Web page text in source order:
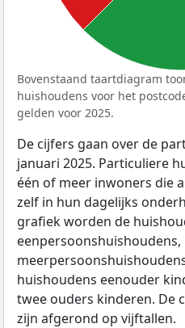
Bovenstaand taartdiagram
huishoudens voor het
gelden voor 2025.
De cijfers gaan over de
januari 2025. Particuliere
één of meer inwoners die
zelf in hun dagelijks
grafiek worden de
eenpersoonshuishoudens,
huishoudens eenouder
twee ouders kinderen. De
zijn afgerond op vijftallen.